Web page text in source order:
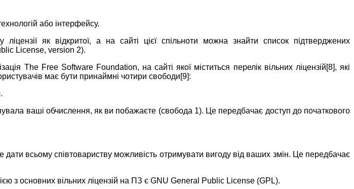
або інтерфейсу.
як відкритої, а на сайті цієї спільноти можна знайти список підтверджених
License, version 2).
The Free Software Foundation, на сайті якої міститься перелік вільних ліцензій[8], які
має бути принаймні чотири свободи[9]:
ваші обчислення, як ви побажаєте (свобода 1). Це передбачає доступ до початкового
всьому співтовариству можливість отримувати вигоду від ваших змін. Це передбачає
з основних вільних ліцензій на ПЗ єGNU General Public License (GPL).